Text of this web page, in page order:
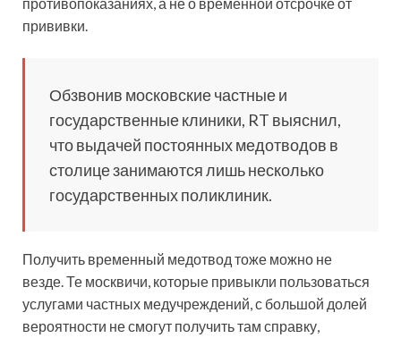
прививки.
Обзвонив московские частные и
государственные клиники, RT выяснил,
что выдачей постоянных медотводов в
столице занимаются лишь несколько
государственных поликлиник.
Получить временный медотвод тоже можно не
везде. Те москвичи, которые привыкли пользоваться
услугами частных медучреждений, с большой долей
вероятности не смогут получить там справку,